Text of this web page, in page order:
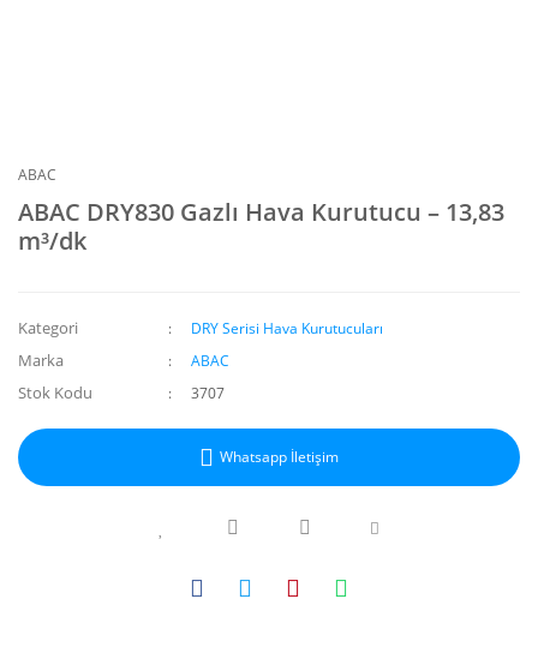
ABAC
ABAC DRY830 Gazlı Hava Kurutucu – 13,83
m³/dk
Kategori DRY Serisi Hava Kurutucuları
Marka ABAC
Stok Kodu 3707
Whatsapp İletişim